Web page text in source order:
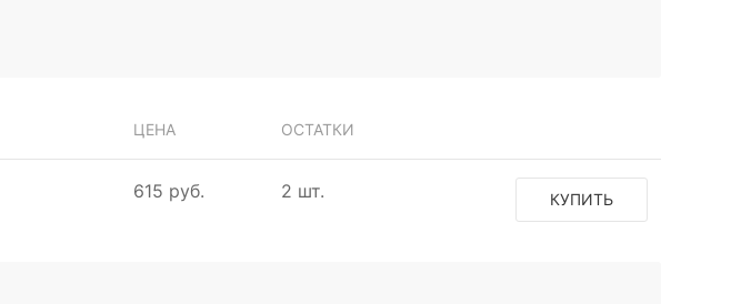
ЦЕНА ОСТАТКИ
615 руб. 2 шт. КУПИТЬ